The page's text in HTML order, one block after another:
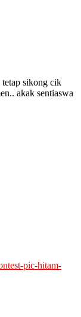
sikong cik
akak sentiaswa
pic-hitam-